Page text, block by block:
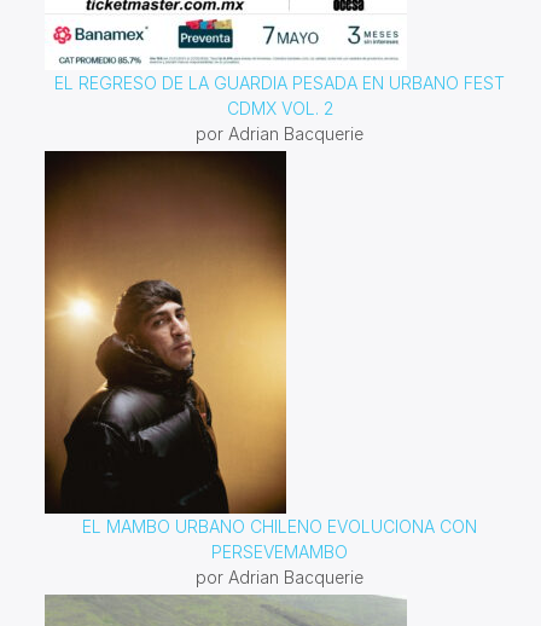
EL REGRESO DE LA GUARDIA PESADA EN URBANO FEST
CDMX VOL. 2
por Adrian Bacquerie
EL MAMBO URBANO CHILENO EVOLUCIONA CON
PERSEVEMAMBO
por Adrian Bacquerie